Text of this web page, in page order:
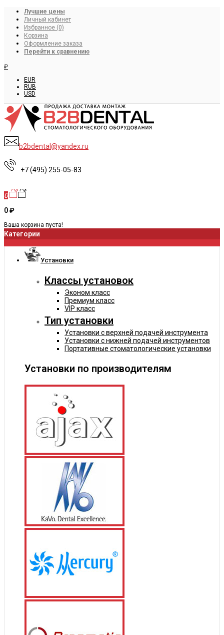
Лучшие цены
Личный кабинет
Избранное (0)
Корзина
Оформление заказа
Перейти к сравнению
₽
EUR
RUB
USD
b2bdental@yandex.ru
+7 (495) 255-05-83
0
0 ₽
Ваша корзина пуста!
Категории
Установки
Классы установок
Эконом класс
Премиум класс
VIP класс
Тип установки
Установки с верхней подачей инструмента
Установки с нижней подачей инструментов
Портативные стоматологические установки
Установки по производителям